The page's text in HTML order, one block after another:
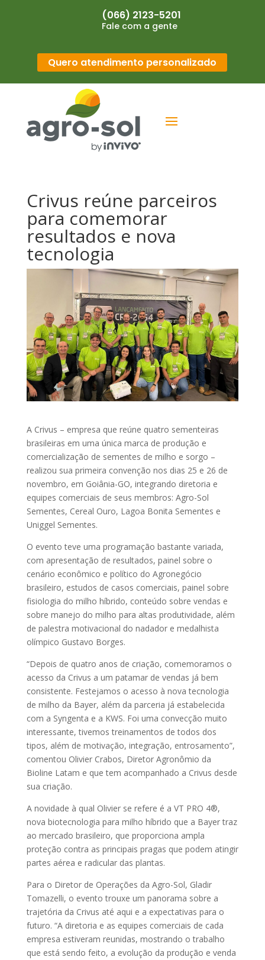
(066) 2123-5201
Fale com a gente
Quero atendimento personalizado
Crivus reúne parceiros
para comemorar
resultados e nova
tecnologia
A Crivus – empresa que reúne quatro sementeiras
brasileiras em uma única marca de produção e
comercialização de sementes de milho e sorgo –
realizou sua primeira convenção nos dias 25 e 26 de
novembro, em Goiânia-GO, integrando diretoria e
equipes comerciais de seus membros: Agro-Sol
Sementes, Cereal Ouro, Lagoa Bonita Sementes e
Uniggel Sementes.
O evento teve uma programação bastante variada,
com apresentação de resultados, painel sobre o
cenário econômico e político do Agronegócio
brasileiro, estudos de casos comerciais, painel sobre
fisiologia do milho híbrido, conteúdo sobre vendas e
sobre manejo do milho para altas produtividade, além
de palestra motivacional do nadador e medalhista
olímpico Gustavo Borges.
“Depois de quatro anos de criação, comemoramos o
acesso da Crivus a um patamar de vendas já bem
consistente. Festejamos o acesso à nova tecnologia
de milho da Bayer, além da parceria já estabelecida
com a Syngenta e a KWS. Foi uma convecção muito
interessante, tivemos treinamentos de todos dos
tipos, além de motivação, integração, entrosamento”,
comentou Olivier Crabos, Diretor Agronômio da
Bioline Latam e que tem acompanhado a Crivus desde
sua criação.
A novidade à qual Olivier se refere é a VT PRO 4®,
nova biotecnologia para milho híbrido que a Bayer traz
ao mercado brasileiro, que proporciona ampla
proteção contra as principais pragas que podem atingir
partes aérea e radicular das plantas.
Para o Diretor de Operações da Agro-Sol, Gladir
Tomazelli, o evento trouxe um panorama sobre a
trajetória da Crivus até aqui e a expectativas para o
futuro. “A diretoria e as equipes comerciais de cada
empresa estiveram reunidas, mostrando o trabalho
que está sendo feito, a evolução da produção e venda